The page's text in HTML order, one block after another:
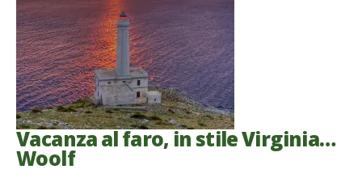
Vacanza al faro, in stile Virginia…
Woolf